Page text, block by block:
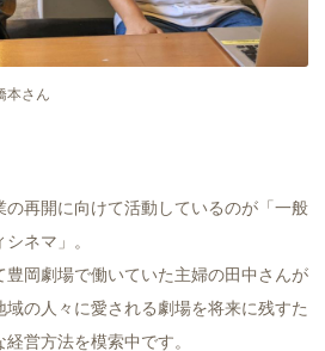
本さん
再開に向けて活動しているのが「一般
ネマ」。
豊岡劇場で働いていた主婦の田中さんが
の人々に愛される劇場を将来に残すた
営方法を模索中です。